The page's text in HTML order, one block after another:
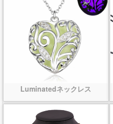
Luminatedネックレス